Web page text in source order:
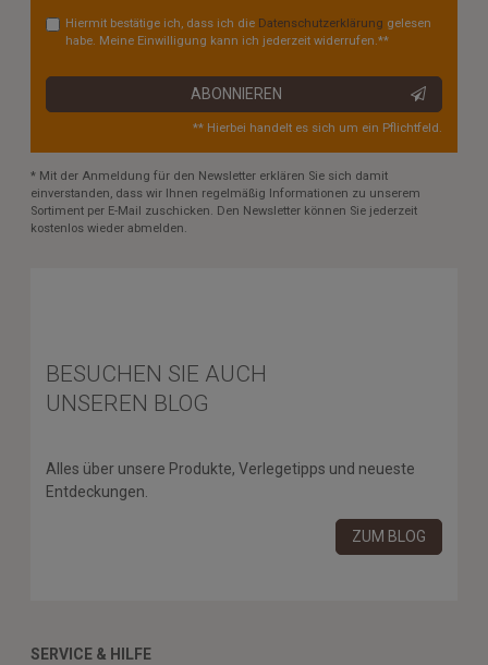
Hiermit bestätige ich, dass ich die Daten­schutz­erklärung gelesen
habe. Meine Einwilligung kann ich jederzeit widerrufen.**
ABONNIEREN
** Hierbei handelt es sich um ein Pflichtfeld.
* Mit der Anmeldung für den Newsletter erklären Sie sich damit
einverstanden, dass wir Ihnen regelmäßig Informationen zu unserem
Sortiment per E-Mail zuschicken. Den Newsletter können Sie jederzeit
kostenlos wieder abmelden.
BESUCHEN SIE AUCH
UNSEREN BLOG
Alles über unsere Produkte, Verlegetipps und neueste
Entdeckungen.
ZUM BLOG
SERVICE & HILFE